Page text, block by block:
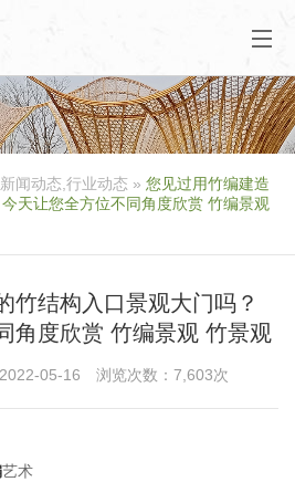
新闻动态 行业动态 » 您见过用竹编建造
天让您全方位不同角度欣赏 竹编景观
竹结构入口景观大门吗？
角度欣赏 竹编景观 竹景观
05-16 浏览次数：7,603次
艺术